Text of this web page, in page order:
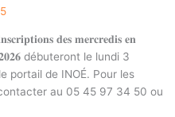
𝐝𝐞𝐬 𝐦𝐞𝐫𝐜𝐫𝐞𝐝𝐢𝐬 𝐞𝐧
𝟐𝟎𝟐𝟔 débuteront le lundi 3
portail de INOÉ. Pour les
au 05 45 97 34 50 ou